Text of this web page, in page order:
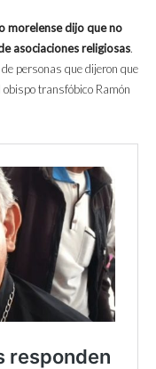
morelense dijo que no
asociaciones religiosas.
personas que dijeron que
transfóbico Ramón